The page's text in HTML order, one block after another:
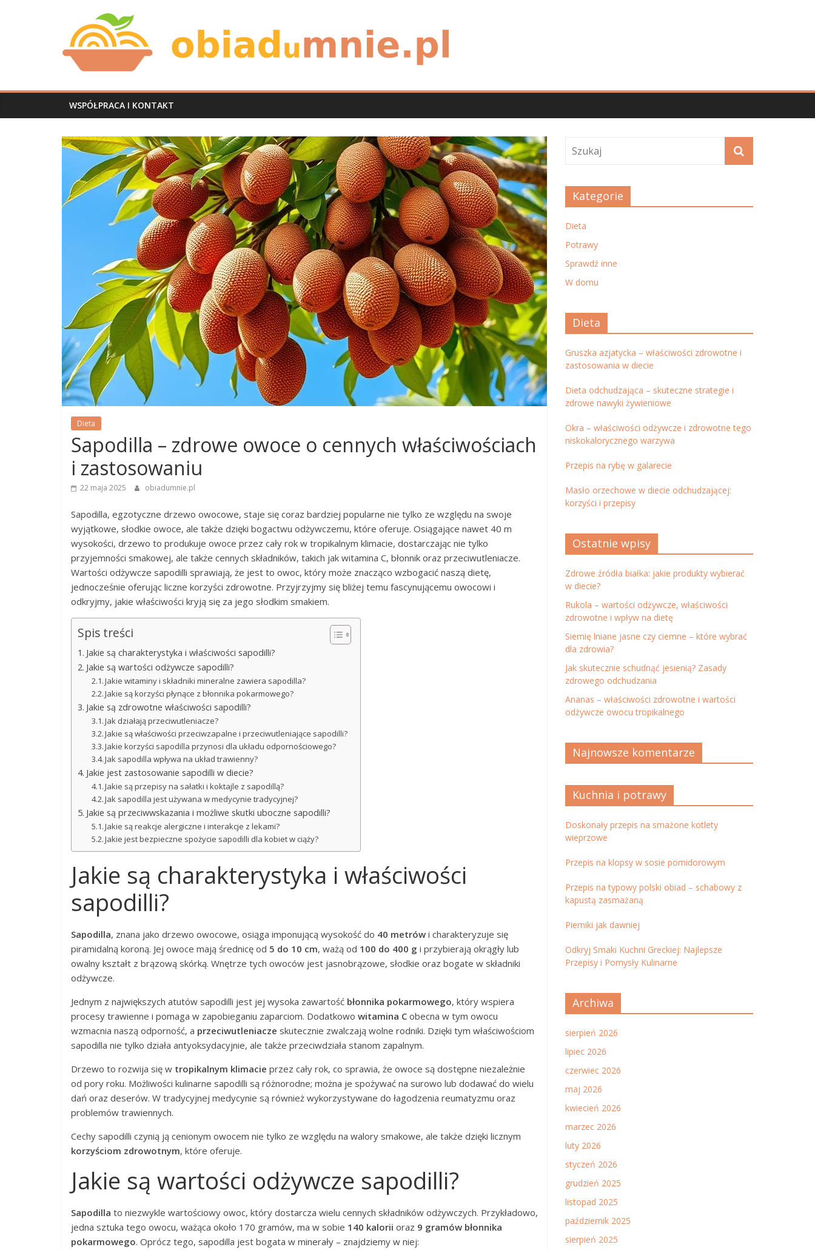
Obiad
u
mnie
WSPÓŁPRACA I KONTAKT
Dieta
Sapodilla – zdrowe owoce o cennych właściwościach
i zastosowaniu
22 maja 2025 obiadumnie.pl
Sapodilla, egzotyczne drzewo owocowe, staje się coraz bardziej popularne nie tylko ze względu na swoje
wyjątkowe, słodkie owoce, ale także dzięki bogactwu odżywczemu, które oferuje. Osiągające nawet 40 m
wysokości, drzewo to produkuje owoce przez cały rok w tropikalnym klimacie, dostarczając nie tylko
przyjemności smakowej, ale także cennych składników, takich jak witamina C, błonnik oraz przeciwutleniacze.
Wartości odżywcze sapodilli sprawiają, że jest to owoc, który może znacząco wzbogacić naszą dietę,
jednocześnie oferując liczne korzyści zdrowotne. Przyjrzyjmy się bliżej temu fascynującemu owocowi i
odkryjmy, jakie właściwości kryją się za jego słodkim smakiem.
Spis treści
Jakie są charakterystyka i właściwości sapodilli?
Jakie są wartości odżywcze sapodilli?
Jakie witaminy i składniki mineralne zawiera sapodilla?
Jakie są korzyści płynące z błonnika pokarmowego?
Jakie są zdrowotne właściwości sapodilli?
Jak działają przeciwutleniacze?
Jakie są właściwości przeciwzapalne i przeciwutleniające sapodilli?
Jakie korzyści sapodilla przynosi dla układu odpornościowego?
Jak sapodilla wpływa na układ trawienny?
Jakie jest zastosowanie sapodilli w diecie?
Jakie są przepisy na sałatki i koktajle z sapodillą?
Jak sapodilla jest używana w medycynie tradycyjnej?
Jakie są przeciwwskazania i możliwe skutki uboczne sapodilli?
Jakie są reakcje alergiczne i interakcje z lekami?
Jakie jest bezpieczne spożycie sapodilli dla kobiet w ciąży?
Jakie są charakterystyka i właściwości
sapodilli?
Sapodilla, znana jako drzewo owocowe, osiąga imponującą wysokość do 40 metrów i charakteryzuje się
piramidalną koroną. Jej owoce mają średnicę od 5 do 10 cm, ważą od 100 do 400 g i przybierają okrągły lub
owalny kształt z brązową skórką. Wnętrze tych owoców jest jasnobrązowe, słodkie oraz bogate w składniki
odżywcze.
Jednym z największych atutów sapodilli jest jej wysoka zawartość błonnika pokarmowego, który wspiera
procesy trawienne i pomaga w zapobieganiu zaparciom. Dodatkowo witamina C obecna w tym owocu
wzmacnia naszą odporność, a przeciwutleniacze skutecznie zwalczają wolne rodniki. Dzięki tym właściwościom
sapodilla nie tylko działa antyoksydacyjnie, ale także przeciwdziała stanom zapalnym.
Drzewo to rozwija się w tropikalnym klimacie przez cały rok, co sprawia, że owoce są dostępne niezależnie
od pory roku. Możliwości kulinarne sapodilli są różnorodne; można je spożywać na surowo lub dodawać do wielu
dań oraz deserów. W tradycyjnej medycynie są również wykorzystywane do łagodzenia reumatyzmu oraz
problemów trawiennych.
Cechy sapodilli czynią ją cenionym owocem nie tylko ze względu na walory smakowe, ale także dzięki licznym
korzyściom zdrowotnym, które oferuje.
Jakie są wartości odżywcze sapodilli?
Sapodilla to niezwykle wartościowy owoc, który dostarcza wielu cennych składników odżywczych. Przykładowo,
jedna sztuka tego owocu, ważąca około 170 gramów, ma w sobie 140 kalorii oraz 9 gramów błonnika
pokarmowego. Oprócz tego, sapodilla jest bogata w minerały – znajdziemy w niej:
Kategorie
Dieta
Potrawy
Sprawdź inne
W domu
Dieta
Gruszka azjatycka – właściwości zdrowotne i
zastosowania w diecie
Dieta odchudzająca – skuteczne strategie i
zdrowe nawyki żywieniowe
Okra – właściwości odżywcze i zdrowotne tego
niskokalorycznego warzywa
Przepis na rybę w galarecie
Masło orzechowe w diecie odchudzającej:
korzyści i przepisy
Ostatnie wpisy
Zdrowe źródła białka: jakie produkty wybierać
w diecie?
Rukola – wartości odżywcze, właściwości
zdrowotne i wpływ na dietę
Siemię lniane jasne czy ciemne – które wybrać
dla zdrowia?
Jak skutecznie schudnąć jesienią? Zasady
zdrowego odchudzania
Ananas – właściwości zdrowotne i wartości
odżywcze owocu tropikalnego
Najnowsze komentarze
Kuchnia i potrawy
Doskonały przepis na smażone kotlety
wieprzowe
Przepis na klopsy w sosie pomidorowym
Przepis na typowy polski obiad – schabowy z
kapustą zasmażaną
Pierniki jak dawniej
Odkryj Smaki Kuchni Greckiej: Najlepsze
Przepisy i Pomysły Kulinarne
Archiwa
sierpień 2026
lipiec 2026
czerwiec 2026
maj 2026
kwiecień 2026
marzec 2026
luty 2026
styczeń 2026
grudzień 2025
listopad 2025
październik 2025
sierpień 2025